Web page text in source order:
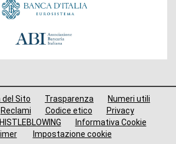
del Sito Trasparenza
Numeri utili
Reclami Codice etico
Privacy
Informativa Cookie
Impostazione cookie